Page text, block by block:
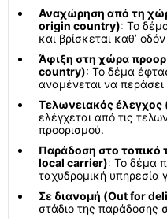
Αναχώρηση από τη
origin country): Το
και βρίσκεται καθ’
Άφιξη στη χώρα
country): Το δέμα
αναμένεται να
Τελωνειακός
ελέγχεται από τις
προορισμού.
Παράδοση στο τοπικό
local carrier): Το δέμα
ταχυδρομική υπηρεσία
Σε διανομή (Out for
στάδιο της παράδοσης